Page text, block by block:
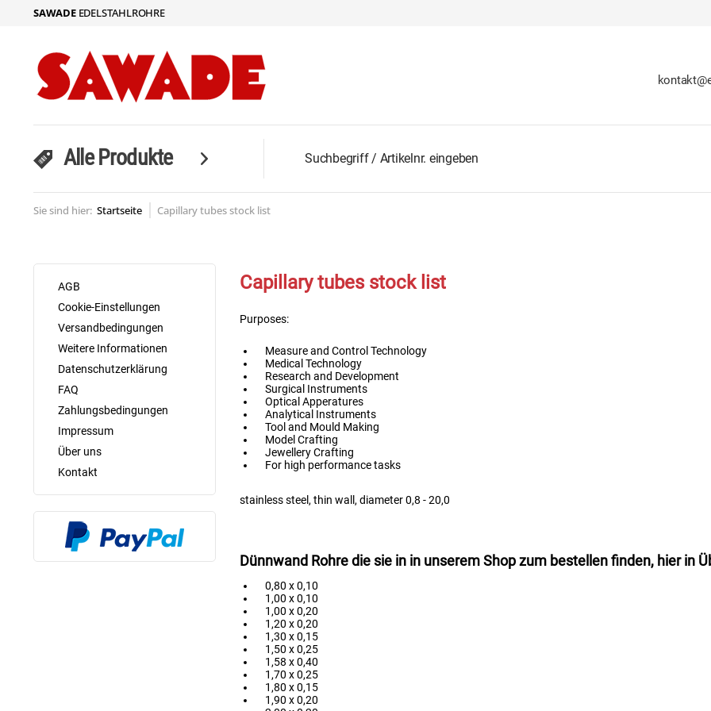
SAWADEEDELSTAHLROHRE
Alle Produkte
Sie sind hier: Startseite Capillary tubes stock list
AGB
Cookie-Einstellungen
Versandbedingungen
Weitere Informationen
Datenschutzerklärung
FAQ
Zahlungsbedingungen
Impressum
Über uns
Kontakt
Capillary tubes stock list
Purposes:
Measure and Control Technology
Medical Technology
Research and Development
Surgical Instruments
Optical Apperatures
Analytical Instruments
Tool and Mould Making
Model Crafting
Jewellery Crafting
For high performance tasks
stainless steel, thin wall, diameter 0,8 - 20,0
Dünnwand Rohre die sie in in unserem Shop zum bestellen finden, hier in
0,80 x 0,10
1,00 x 0,10
1,00 x 0,20
1,20 x 0,20
1,30 x 0,15
1,50 x 0,25
1,58 x 0,40
1,70 x 0,25
1,80 x 0,15
1,90 x 0,20